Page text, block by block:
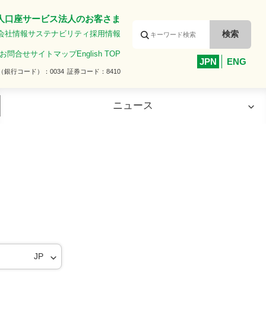
口座サービス法人のお客さま
社情報サステナビリティ採用情報
JPN ENG
お問合せサイトマップEnglish TOP
行コード） 0034 証券コード 8410
ニュース
JP